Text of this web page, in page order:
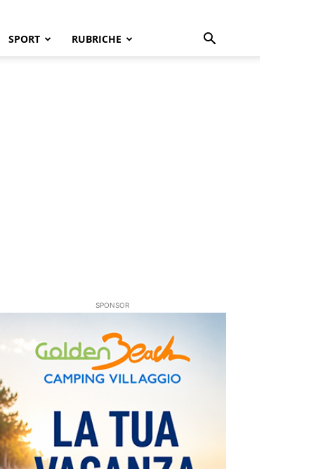
SPORT RUBRICHE
SPONSOR